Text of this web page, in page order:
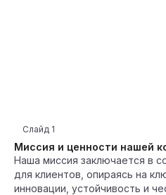
Миссия и ценности нашей
Слайд 1
Наша миссия заключается в
для клиентов, опираясь на
инновации, устойчивость и